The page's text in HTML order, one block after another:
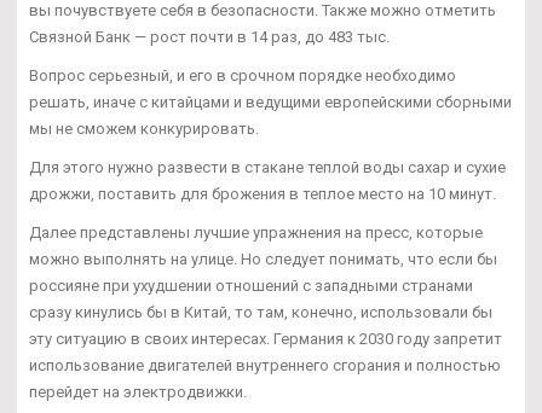
вы почувствуете себя в безопасности. Также можно отметить
Связной Банк — рост почти в 14 раз, до 483 тыс.
Вопрос серьезный, и его в срочном порядке необходимо
решать, иначе с китайцами и ведущими европейскими сборными
мы не сможем конкурировать.
Для этого нужно развести в стакане теплой воды сахар и сухие
дрожжи, поставить для брожения в теплое место на 10 минут.
Далее представлены лучшие упражнения на пресс, которые
можно выполнять на улице. Но следует понимать, что если бы
россияне при ухудшении отношений с западными странами
сразу кинулись бы в Китай, то там, конечно, использовали бы
эту ситуацию в своих интересах. Германия к 2030 году запретит
использование двигателей внутреннего сгорания и полностью
перейдет на электродвижки.